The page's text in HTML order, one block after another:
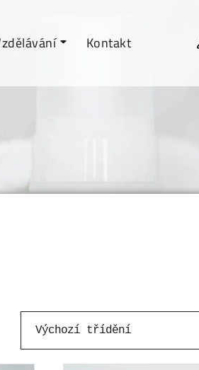
Kontakt